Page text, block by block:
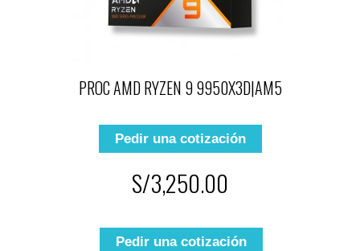
PROC AMD RYZEN 9 9950X3D|AM5
Pedir una cotización
S/3,250.00
Pedir una cotización